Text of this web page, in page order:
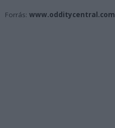
Forrás: www.odditycentral.com